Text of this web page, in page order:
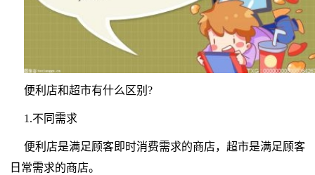
便利店和超市有什么区别?
1.不同需求
便利店是满足顾客即时消费需求的商店，超市是满足顾客
日常需求的商店。